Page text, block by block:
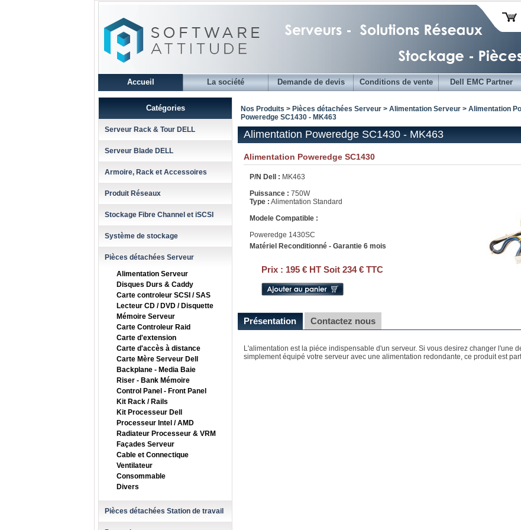
Accueil La société Demande de devis Conditions de vente Dell EMC Partner
Catégories
Serveur Rack & Tour DELL
Serveur Blade DELL
Armoire, Rack et Accessoires
Produit Réseaux
Stockage Fibre Channel et iSCSI
Système de stockage
Pièces détachées Serveur
Alimentation Serveur
Disques Durs & Caddy
Carte controleur SCSI / SAS
Lecteur CD / DVD / Disquette
Mémoire Serveur
Carte Controleur Raid
Carte d'extension
Carte d'accès à distance
Carte Mère Serveur Dell
Backplane - Media Baie
Riser - Bank Mémoire
Control Panel - Front Panel
Kit Rack / Rails
Kit Processeur Dell
Processeur Intel / AMD
Radiateur Processeur & VRM
Façades Serveur
Cable et Connectique
Ventilateur
Consommable
Divers
Pièces détachées Station de travail
Nos Produits > Pièces détachées Serveur > Alimentation Serveur > Alimentation
Poweredge SC1430 - MK463
Alimentation Poweredge SC1430 - MK463
Alimentation Poweredge SC1430
P/N Dell : MK463
Puissance : 750W
Type : Alimentation Standard
Modele Compatible :
Poweredge 1430SC
Matériel Reconditionné - Garantie 6 mois
Prix : 195 € HT Soit 234 € TTC
Présentation Contactez nous
L'alimentation est la piéce indispensable d'un serveur. Si vous desirez changer l'une
simplement équipé votre serveur avec une alimentation redondante, ce produit est